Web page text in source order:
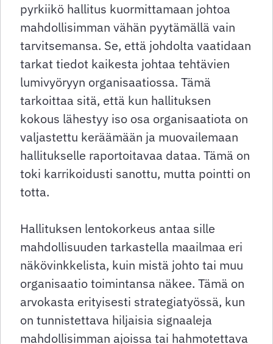
pyrkiikö hallitus kuormittamaan johtoa
mahdollisimman vähän pyytämällä vain
tarvitsemansa. Se, että johdolta vaatidaan
tarkat tiedot kaikesta johtaa tehtävien
lumivyöryyn organisaatiossa. Tämä
tarkoittaa sitä, että kun hallituksen
kokous lähestyy iso osa organisaatiota on
valjastettu keräämään ja muovailemaan
hallitukselle raportoitavaa dataa. Tämä on
toki karrikoidusti sanottu, mutta pointti on
totta.
Hallituksen lentokorkeus antaa sille
mahdollisuuden tarkastella maailmaa eri
näkövinkkelista, kuin mistä johto tai muu
organisaatio toimintansa näkee. Tämä on
arvokasta erityisesti strategiatyössä, kun
on tunnistettava hiljaisia signaaleja
mahdollisimman ajoissa tai hahmotettava